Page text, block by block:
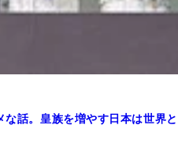
な話。皇族を増やす日本は世界と